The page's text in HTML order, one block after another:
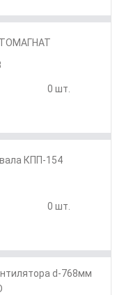
0 шт.
КПП-154
0 шт.
d-768мм